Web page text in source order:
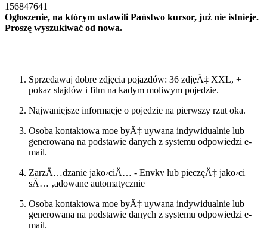
156847641
Ogłoszenie, na którym ustawili Państwo kursor, już nie istnieje.
Proszę wyszukiwać od nowa.
Sprzedawaj dobre zdjęcia pojazdów: 36 zdjęÄ‡ XXL, +
pokaz slajdów i film na kadym moliwym pojedzie.
Najwaniejsze informacje o pojedzie na pierwszy rzut oka.
Osoba kontaktowa moe byÄ‡ uywana indywidualnie lub
generowana na podstawie danych z systemu odpowiedzi e-
mail.
ZarzÄ…dzanie jako›ciÄ… - Envkv lub pieczęÄ‡ jako›ci
sÄ… ‚adowane automatycznie
Osoba kontaktowa moe byÄ‡ uywana indywidualnie lub
generowana na podstawie danych z systemu odpowiedzi e-
mail.